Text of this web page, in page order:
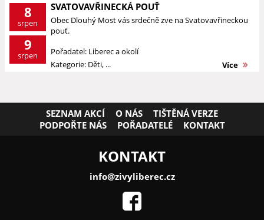
8
srpen
9
srpen
SVATOVAVŘINECKÁ POUŤ
Obec Dlouhý Most vás srdečně zve na Svatovavřineckou
pouť.
Pořadatel: Liberec a okolí
Kategorie: Děti, ...
Více
SEZNAM AKCÍ O NÁS
TIŠTĚNÁ VERZE
PODPOŘTE NÁS
POŘADATELÉ KONTAKT
KONTAKT
info@zivyliberec.cz